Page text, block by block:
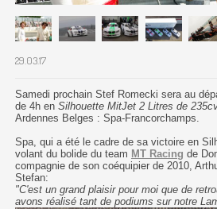
29.03.17
Samedi prochain Stef Romecki sera au
de 4h en Silhouette MitJet 2 Litres de
Ardennes Belges : Spa-Francorchamps.
Spa, qui a été le cadre de sa victoire en
volant du bolide du team MT Racing de
compagnie de son coéquipier de 2010,
Stefan:
"C'est un grand plaisir pour moi que de
avons réalisé tant de podiums sur notre